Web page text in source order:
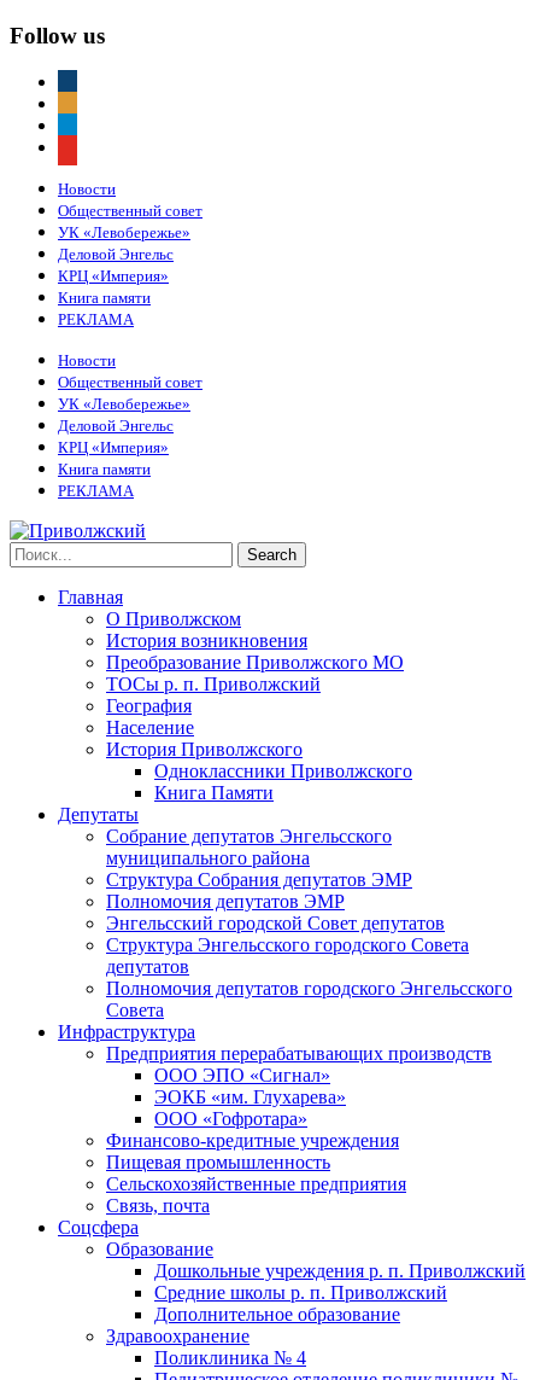
Follow us
Новости
Общественный совет
УК «Левобережье»
Деловой Энгельс
КРЦ «Империя»
Книга памяти
РЕКЛАМА
Новости
Общественный совет
УК «Левобережье»
Деловой Энгельс
КРЦ «Империя»
Книга памяти
РЕКЛАМА
Главная
О Приволжском
История возникновения
Преобразование Приволжского МО
ТОСы р. п. Приволжский
География
Население
История Приволжского
Одноклассники Приволжского
Книга Памяти
Депутаты
Собрание депутатов Энгельсского
муниципального района
Структура Собрания депутатов ЭМР
Полномочия депутатов ЭМР
Энгельсский городской Совет депутатов
Структура Энгельсского городского Совета
депутатов
Полномочия депутатов городского Энгельсского
Совета
Инфраструктура
Предприятия перерабатывающих производств
ООО ЭПО «Сигнал»
ЭОКБ «им. Глухарева»
ООО «Гофротара»
Финансово-кредитные учреждения
Пищевая промышленность
Сельскохозяйственные предприятия
Связь, почта
Соцсфера
Образование
Дошкольные учреждения р. п. Приволжский
Средние школы р. п. Приволжский
Дополнительное образование
Здравоохранение
Поликлиника № 4